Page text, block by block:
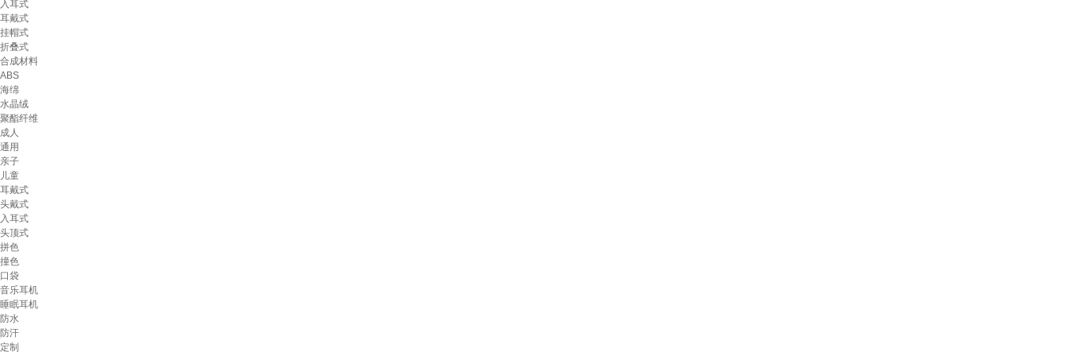
入耳式
耳戴式
挂帽式
折叠式
合成材料
ABS
海绵
水晶绒
聚酯纤维
成人
通用
亲子
儿童
耳戴式
头戴式
入耳式
头顶式
拼色
撞色
口袋
音乐耳机
睡眠耳机
防水
防汗
定制